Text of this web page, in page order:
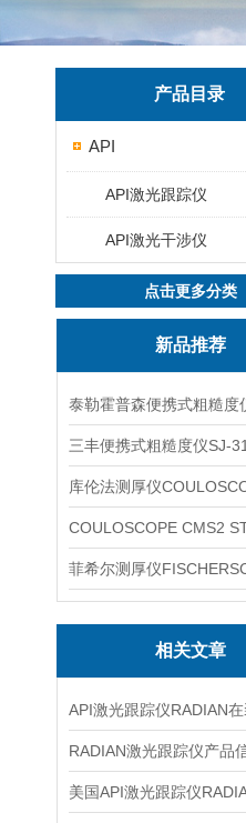
产品目录
API
API激光跟踪仪
API激光干涉仪
点击更多分类
新品推荐
三丰便携式粗糙度仪SJ-
相关文章
RADIAN激光跟踪仪产品
美国API激光跟踪仪